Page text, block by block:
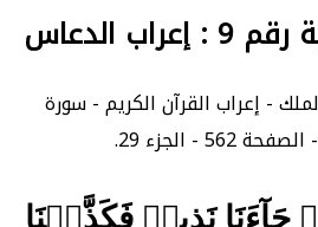
الدعاس
سورة الملك - إعراب القرآن الكريم - سورة
جَآءَنَا نَذِيرٞ فَكَذَّبۡنَا